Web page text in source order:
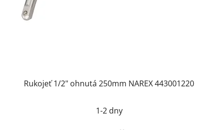
Rukojeť 1/2" ohnutá 250mm NAREX 443001220
1-2 dny